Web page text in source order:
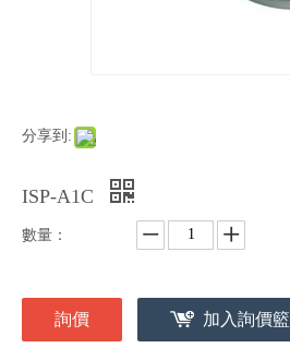
分享到:
ISP-A1C
數量：
詢價 加入詢價籃